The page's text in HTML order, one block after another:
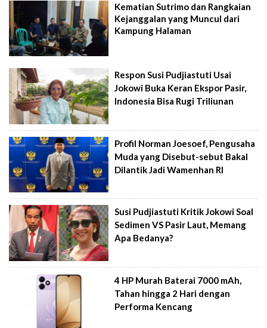
Kematian Sutrimo dan Rangkaian
Kejanggalan yang Muncul dari
Kampung Halaman
Respon Susi Pudjiastuti Usai
Jokowi Buka Keran Ekspor Pasir,
Indonesia Bisa Rugi Triliunan
Profil Norman Joesoef, Pengusaha
Muda yang Disebut-sebut Bakal
Dilantik Jadi Wamenhan RI
Susi Pudjiastuti Kritik Jokowi Soal
Sedimen VS Pasir Laut, Memang
Apa Bedanya?
4 HP Murah Baterai 7000 mAh,
Tahan hingga 2 Hari dengan
Performa Kencang